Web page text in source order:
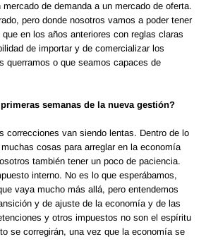
de demanda a un mercado de oferta.
pero donde nosotros vamos a poder tener
en los años anteriores con reglas claras
de importar y de comercializar los
querramos o que seamos capaces de
semanas de la nueva gestión?
correcciones van siendo lentas. Dentro de lo
cosas para arreglar en la economía
también tener un poco de paciencia.
interno. No es lo que esperábamos,
vaya mucho más allá, pero entendemos
y de ajuste de la economía y de las
y otros impuestos no son el espíritu
se corregirán, una vez que la economía se